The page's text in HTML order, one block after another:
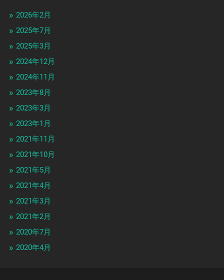
2026年2月
2025年7月
2025年3月
2024年12月
2024年11月
2023年8月
2023年3月
2023年1月
2021年11月
2021年10月
2021年5月
2021年4月
2021年3月
2021年2月
2020年7月
2020年4月